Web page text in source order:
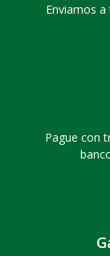
Enviamos
Pague con